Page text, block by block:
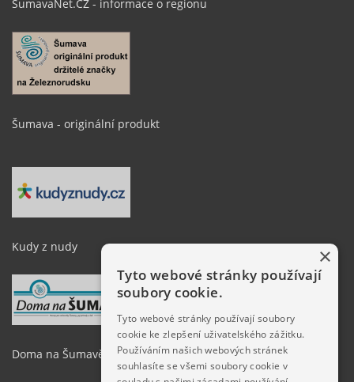
ŠumavaNet.CZ - informace o regionu
Šumava - originální produkt
Kudy z nudy
Doma na Šumavě
×
Tyto webové stránky používají
soubory cookie.
Tyto webové stránky používají soubory
cookie ke zlepšení uživatelského zážitku.
Používáním našich webových stránek
souhlasíte se všemi soubory cookie v